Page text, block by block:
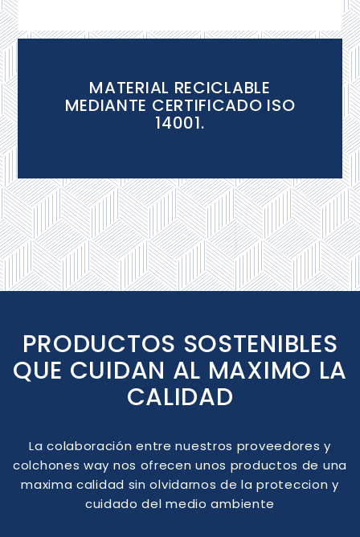
MATERIAL RECICLABLE
MEDIANTE CERTIFICADO ISO
14001.
PRODUCTOS SOSTENIBLES
QUE CUIDAN AL MAXIMO LA
CALIDAD
La colaboración entre nuestros proveedores y
colchones way nos ofrecen unos productos de una
maxima calidad sin olvidarnos de la proteccion y
cuidado del medio ambiente